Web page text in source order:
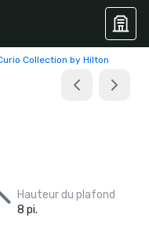
Collection by Hilton
Hauteur du plafond
8 pi.